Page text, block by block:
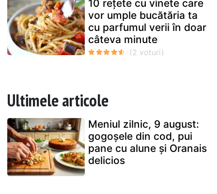
10 rețete cu vinete care
vor umple bucătăria ta
cu parfumul verii în doar
câteva minute
Ultimele articole
Meniul zilnic, 9 august:
gogoșele din cod, pui
pane cu alune și Oranais
delicios